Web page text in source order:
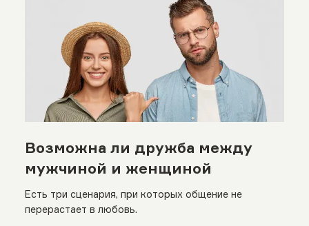
Возможна ли дружба между
мужчиной и женщиной
Есть три сценария, при которых общение не
перерастает в любовь.